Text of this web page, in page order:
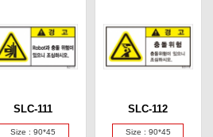
SLC-111
Size : 90*45
SLC-112
Size : 90*45